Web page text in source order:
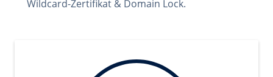
Wildcard-Zertifikat & Domain Lock.